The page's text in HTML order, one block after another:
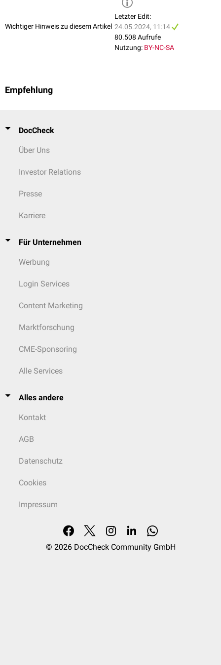
Wichtiger Hinweis zu diesem Artikel
Letzter Edit:
24.05.2024, 11:14
80.508 Aufrufe
Nutzung: BY-NC-SA
Empfehlung
DocCheck
Über Uns
Investor Relations
Presse
Karriere
Für Unternehmen
Werbung
Login Services
Content Marketing
Marktforschung
CME-Sponsoring
Alle Services
Alles andere
Kontakt
AGB
Datenschutz
Cookies
Impressum
© 2026 DocCheck Community GmbH